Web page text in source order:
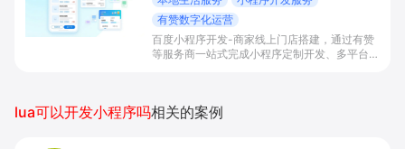
有赞数字化运营
百度小程序开发-商家线上门店搭建，通过有赞
等服务商一站式完成小程序定制开发、多平台联
lua可以开发小程序吗相关的案例